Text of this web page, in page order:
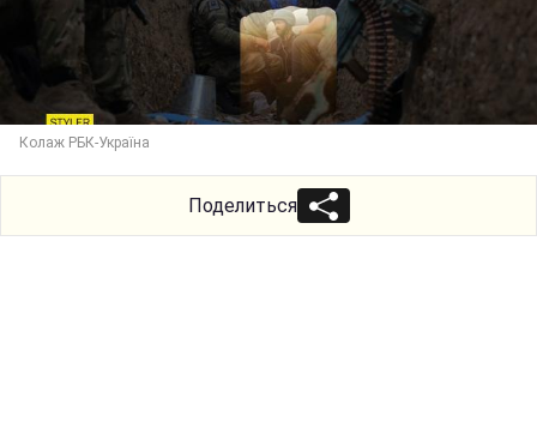
Колаж РБК-Україна
Поделиться